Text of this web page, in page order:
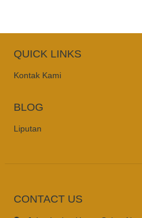
QUICK LINKS
Kontak Kami
BLOG
Liputan
CONTACT US